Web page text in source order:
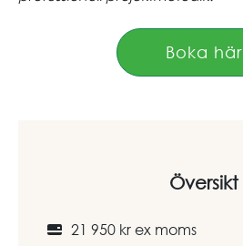
Boka här
Översikt
21 950 kr ex moms